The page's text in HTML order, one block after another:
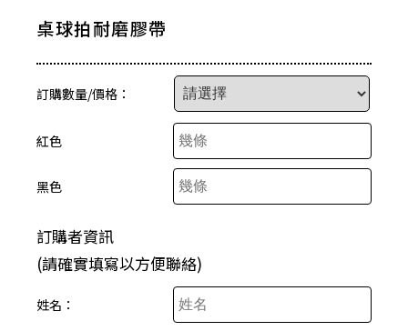
桌球拍耐磨膠帶
訂購數量/價格：
紅色
黑色
訂購者資訊
(請確實填寫以方便聯絡)
姓名：